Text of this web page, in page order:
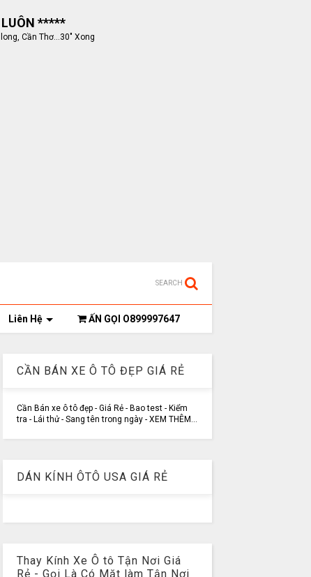
LUÔN *****
Cần Thơ...30" Xong
SEARCH
Liên Hệ ẤN GỌI O899997647
CẦN BÁN XE Ô TÔ ĐẸP GIÁ RẺ
Cần Bán xe ô tô đẹp - Giá Rẻ - Bao test - Kiểm
tra - Lái thử - Sang tên trong ngày - XEM THÊM...
DÁN KÍNH ÔTÔ USA GIÁ RẺ
Thay Kính Xe Ô tô Tận Nơi Giá
Rẻ - Gọi Là Có Mặt làm Tận Nơi